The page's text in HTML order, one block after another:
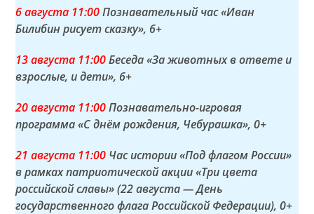
6 августа 11:00Познавательный час «Иван
Билибин рисует сказку», 6+
13 августа 11:00Беседа «За животных в ответе и
взрослые, и дети», 6+
20 августа 11:00Познавательно-игровая
программа «С днём рождения, Чебурашка», 0+
21 августа 11:00 Час истории «Под флагом России»
в рамках патриотической акции «Три цвета
российской славы» (22 августа — День
государственного флага Российской Федерации), 0+